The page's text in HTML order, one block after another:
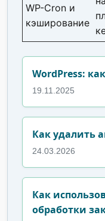
WP-Cron и
кэширование
WordPress:
19.11.2025
Как удалить
24.03.2026
Как
обработки